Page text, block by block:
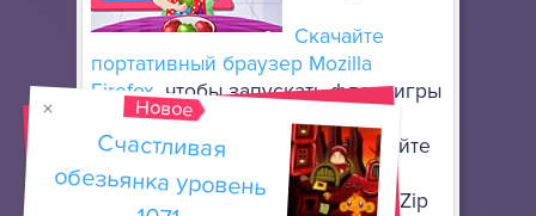
Скачайте
портативный браузер Mozilla
Firefox, чтобы запускать флеш игры
онлайн. Он не требует особой
установки: просто разархивируйте
его в любое место, используя
архиватор, поддерживающий 7-Zip
Новое
Счастливая
обезьянка уровень